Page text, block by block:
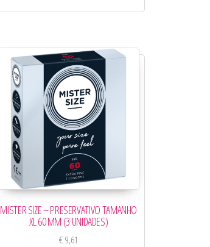
MISTER SIZE – PRESERVATIVO TAMANHO
XL 60 MM (3 UNIDADES)
€9,61